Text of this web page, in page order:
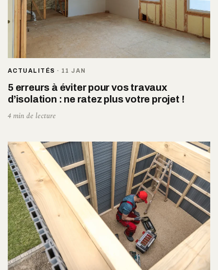
ACTUALITÉS · 11 JAN
5 erreurs à éviter pour vos travaux
d’isolation : ne ratez plus votre projet !
4 min de lecture